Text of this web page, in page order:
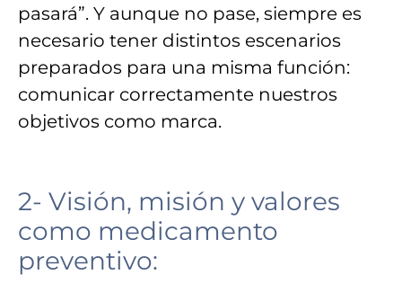
pasará”. Y aunque no pase, siempre es
necesario tener distintos escenarios
preparados para una misma función:
comunicar correctamente nuestros
objetivos como marca.
2- Visión, misión y valores
como medicamento
preventivo: